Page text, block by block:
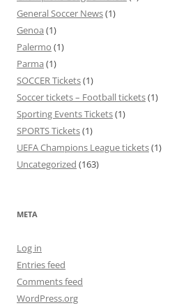
General Soccer News(1)
Genoa (1)
Palermo (1)
Parma (1)
SOCCER Tickets(1)
Soccer tickets – Football tickets(1)
Sporting Events Tickets(1)
SPORTS Tickets(1)
UEFA Champions League tickets(1)
Uncategorized (163)
META
Log in
Entries feed
Comments feed
WordPress.org